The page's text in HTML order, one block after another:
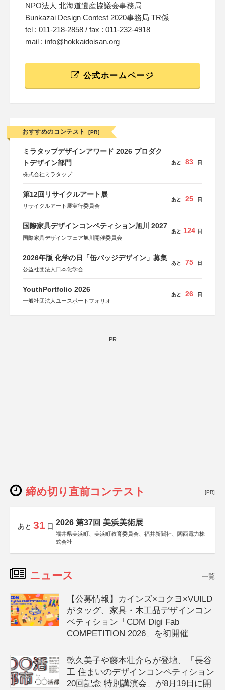
NPO法人 北海道遺産協議会事務局
Bunkazai Design Contest 2020事務局 TR係
tel : 011-218-2858 / fax : 011-232-4918
mail : info@hokkaidoisan.org
公式ホームページ
おすすめのコンテスト [PR]
ミラタップデザインアワード 2026 プロダク
トデザイン部門
株式会社ミラタップ
あと 83 日
第12回リサイクルアート展
リサイクルアート展実行委員会
あと 25 日
国際家具デザインコンペティション旭川 2027
国際家具デザインフェア旭川開催委員会
あと 124 日
2026年版 化学の日「缶バッジデザイン」募集
公益社団法人日本化学会
あと 75 日
YouthPortfolio 2026
一般社団法人ユースポートフォリオ
あと 26 日
PR
締め切り直前コンテスト [PR]
あと 31 日 2026 第37回 美浜美術展
福井県美浜町、美浜町教育委員会、福井新聞社、関西電力株
式会社
ニュース 一覧
【公募情報】カインズ×コクヨ×VUILD
がタッグ、家具・木工品デザインコン
ペティション「CDM Digi Fab
COMPETITION 2026」を初開催
乾久美子や藤本壮介らが登壇、「長谷
工 住まいのデザインコンペティション
20回記念 特別講演会」が8月19日に開